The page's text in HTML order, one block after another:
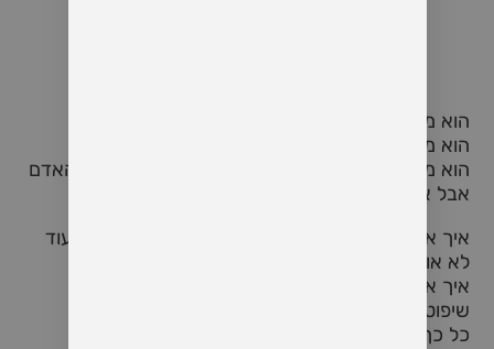
הוא מבקש ממני לאהוב את כולם
הוא מבקש ממני להיות בחמלה כלפי כולם
הוא מבקש ממני לראות את הטוב והאור שבכל בני האדם
אבל איך אני יכול לאהוב את כולם?
איך אני יכול לאהוב את כולם כשיש בי חלקים שאני עוד
לא אוהב?
איך אני יכול לאהוב את כולם כשיש בי כל כך הרבה
שיפוטיות על אנשים?
כל כך הרבה שיפוטיות על טוב ורע, על מותר ואסור